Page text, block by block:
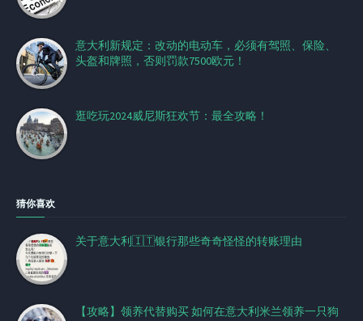
意大利新规定：改动的电动车，必须有驾照、保险、
头盔和牌照，否则罚款7500欧元！
逛吃玩2024威尼斯狂欢节：最全攻略！
猜你喜欢
关于意大利🇮🇹银行那些奇奇怪怪的转账理由
【攻略】领养代替购买 如何在意大利米兰领养一只狗